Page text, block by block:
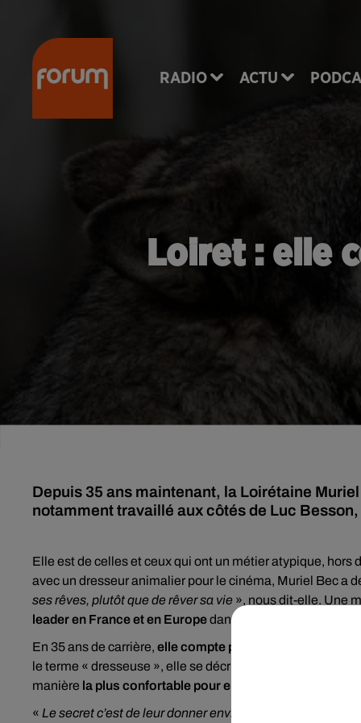
RADIO ACTU
Loiret : elle
Depuis 35 ans maintenant, la Loirétaine
notamment travaillé aux côtés de Luc
Elle est de celles et ceux qui ont un métier atypique, hors
avec un dresseur animalier pour le cinéma, Muriel Bec a
ses rêves, plutôt que de rêver sa vie », nous dit-elle. Une
leader en France et en Europedans son domaine.
En 35 ans de carrière, elle compte plus de 1000 projets à
le terme « dresseuse », elle se décrit plutôt comme une
manière la plus confortable pour eux
, afin qu’ils jouent
« Le secret c’est de leur donner envie d’avoir envie. Ma